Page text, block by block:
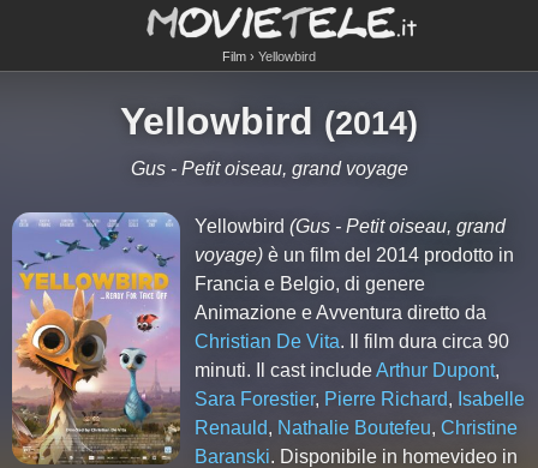
Film Yellowbird
Yellowbird (2014)
Gus - Petit oiseau, grand voyage
Yellowbird(Gus - Petit oiseau, grand
voyage) è un film del 2014 prodotto in
Francia e Belgio, di genere
Animazione e Avventura diretto da
Christian De Vita. Il film dura circa90
minuti. Il cast includeArthur Dupont,
Sara Forestier, Pierre Richard, Isabelle
Renauld, Nathalie Boutefeu,Christine
Baranski. Disponibile in homevideo in